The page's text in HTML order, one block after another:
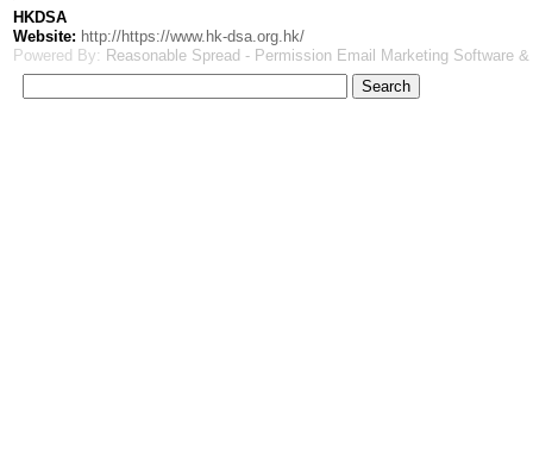
HKDSA
Website: http://https://www.hk-dsa.org.hk/
Powered By: Reasonable Spread - Permission Email Marketing Software